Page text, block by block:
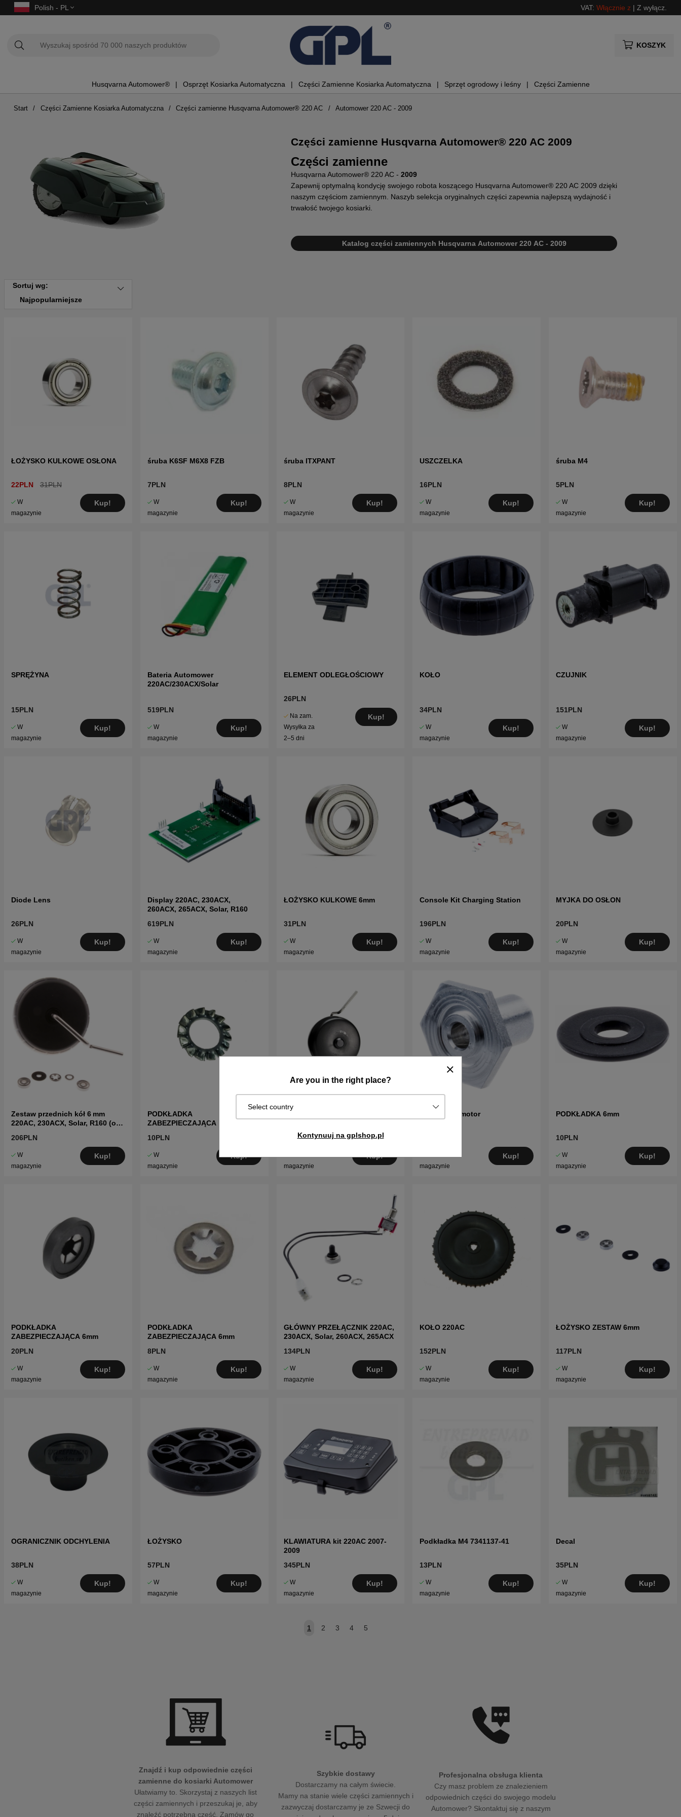
Polish - PL VAT: Włącznie z | Z wyłącz.
KOSZYK
Husqvarna Automower® Osprzęt Kosiarka Automatyczna Części Zamienne Kosiarka Automatyczna Sprzęt ogrodowy i leśny Części Zamienne
Are you in the right place?
Select country
Kontynuuj na gplshop.pl
Start Części Zamienne Kosiarka Automatyczna Części zamienne Husqvarna Automower® 220 AC Automower 220 AC - 2009
Części zamienne Husqvarna Automower® 220 AC 2009
Części zamienne
Husqvarna Automower® 220 AC - 2009
Zapewnij optymalną kondycję swojego robota koszącego Husqvarna Automower® 220 AC 2009 dzięki
naszym częściom zamiennym. Naszyb selekcja oryginalnych części zapewnia najlepszą wydajność i
trwałość twojego kosiarki.
Katalog części zamiennych Husqvarna Automower 220 AC - 2009
Sortuj wg:
Najpopularniejsze
ŁOŻYSKO KULKOWE OSŁONA
22PLN 31PLN
W
magazynie
Kup!
śruba K6SF M6X8 FZB
7PLN
W
magazynie
Kup!
śruba ITXPANT
8PLN
W
magazynie
Kup!
USZCZELKA
16PLN
W
magazynie
Kup!
śruba M4
5PLN
W
magazynie
Kup!
SPRĘŻYNA
15PLN
W
magazynie
Kup!
Bateria Automower
220AC/230ACX/Solar
519PLN
W
magazynie
Kup!
ELEMENT ODLEGŁOŚCIOWY
26PLN
Na zam.
Wysyłka za
2–5 dni
Kup!
KOŁO
34PLN
W
magazynie
Kup!
CZUJNIK
151PLN
W
magazynie
Kup!
Diode Lens
26PLN
W
magazynie
Kup!
Display 220AC, 230ACX,
260ACX, 265ACX, Solar, R160
619PLN
W
magazynie
Kup!
ŁOŻYSKO KULKOWE 6mm
31PLN
W
magazynie
Kup!
Console Kit Charging Station
196PLN
W
magazynie
Kup!
MYJKA DO OSŁON
20PLN
W
magazynie
Kup!
Zestaw przednich kół 6 mm
220AC, 230ACX, Solar, R160 (od
206PLN
W
magazynie
Kup!
PODKŁADKA
ZABEZPIECZAJĄCA
10PLN
W
magazynie
Kup!
Ciesze koła do Automower® (1
419PLN
magazynie
Kup!
Hub, wheel motor
magazynie
Kup!
PODKŁADKA 6mm
10PLN
W
magazynie
Kup!
PODKŁADKA
ZABEZPIECZAJĄCA 6mm
20PLN
W
magazynie
Kup!
PODKŁADKA
ZABEZPIECZAJĄCA 6mm
8PLN
W
magazynie
Kup!
GŁÓWNY PRZEŁĄCZNIK 220AC,
230ACX, Solar, 260ACX, 265ACX
134PLN
W
magazynie
Kup!
KOŁO 220AC
152PLN
W
magazynie
Kup!
ŁOŻYSKO ZESTAW 6mm
117PLN
W
magazynie
Kup!
OGRANICZNIK ODCHYLENIA
38PLN
W
magazynie
Kup!
ŁOŻYSKO
57PLN
W
magazynie
Kup!
KLAWIATURA kit 220AC 2007-
2009
345PLN
W
magazynie
Kup!
Podkładka M4 7341137-41
13PLN
W
magazynie
Kup!
Decal
35PLN
W
magazynie
Kup!
1 2 3 4 5
Znajdź i kup odpowiednie części
zamienne do kosiarki Automower
Ułatwiamy to. Skorzystaj z naszych list
części zamiennych i przeszukaj je, aby
znaleźć potrzebną część. Zamów go
Szybkie dostawy
Dostarczamy na całym świecie.
Mamy na stanie wiele części zamiennych i
zazwyczaj dostarczamy je ze Szwecji do
Profesjonalna obsługa klienta
Czy masz problem ze znalezieniem
odpowiednich części do swojego modelu
Automower? Skontaktuj się z naszym